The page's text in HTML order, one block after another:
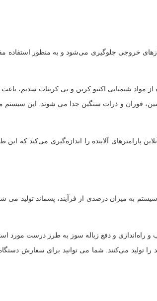
خروجی جلوگیری می‌‌شود و به منظور استفاده
از مواد شیمیایی اکتیو کربن و بی کربنات سدیم،
فوران و ذرات سنگین جدا می شوند. این
پارامترهای آلاینده را اندازه‌گیری می‌کند که
به میزان درصدی از فرآیند، پسماند تولید
و دفع زباله سوز به طرز درست مورد
بازیافت می‌شود . همچنین زباله سوزها بازده الکتریکی بین ۱۴ تا ۲۸ درصد را تولید